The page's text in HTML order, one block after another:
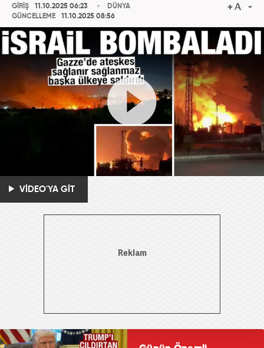
GİRİŞ
11.10.2025 06:23
GÜNCELLEME
11.10.2025 08:56
DÜNYA
VİDEO'YA GİT